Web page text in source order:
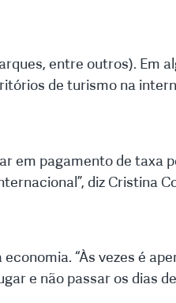
entre outros). Em
de turismo na
em pagamento de taxa
diz Cristina
“Às vezes é
e não passar os dias